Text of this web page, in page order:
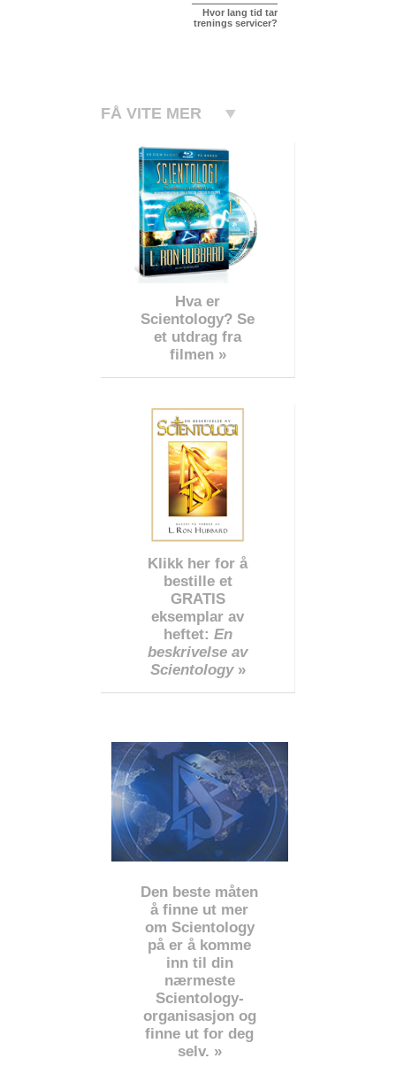
Hvor lang tid tar
trenings servicer?
FÅ VITE MER
Hva er
Scientology? Se
et utdrag fra
filmen »
Klikk her for å
bestille et
GRATIS
eksemplar av
heftet: En
beskrivelse av
Scientology»
Den beste måten
å finne ut mer
om Scientology
på er å komme
inn til din
nærmeste
Scientology-
organisasjon og
finne ut for deg
selv. »